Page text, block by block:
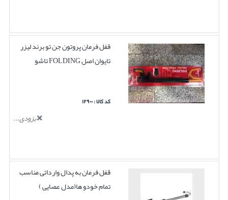
قفل فرمان پروتون جن تو برند لیزر
تایوان اصل FOLDING تاشو
کد کالا : ۱۲۹۰۰
بزودی...
قفل فرمان به پدال وارداتی مناسب
تمام خودو ها(مدل عصایی )